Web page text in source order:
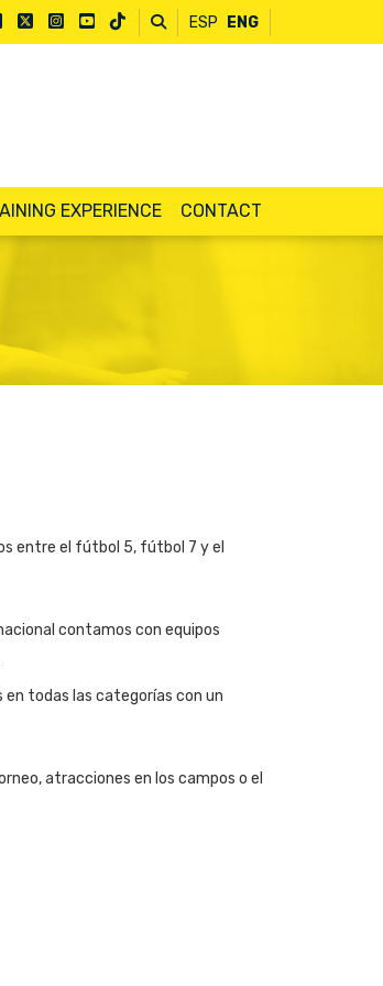
ESP ENG
EXPERIENCE CONTACT
entre el fútbol 5, fútbol 7 y el
contamos con equipos
todas las categorías con un
atracciones en los campos o el